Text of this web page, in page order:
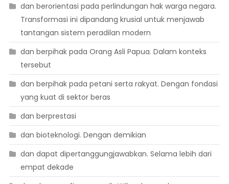
dan berorientasi pada perlindungan hak warga negara.
Transformasi ini dipandang krusial untuk menjawab
tantangan sistem peradilan modern
dan berpihak pada Orang Asli Papua. Dalam konteks
tersebut
dan berpihak pada petani serta rakyat. Dengan fondasi
yang kuat di sektor beras
dan berprestasi
dan bioteknologi. Dengan demikian
dan dapat dipertanggungjawabkan. Selama lebih dari
empat dekade